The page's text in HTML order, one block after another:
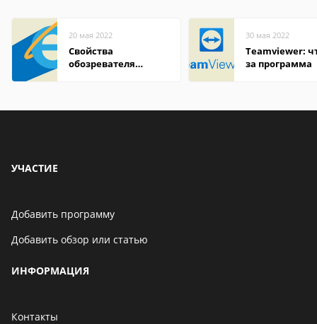
20 мая 2022
Свойства
обозревателя
30 мая 2022
Teamviewer:
за программа
УЧАСТИЕ
Добавить программу
Добавить обзор или статью
ИНФОРМАЦИЯ
Контакты